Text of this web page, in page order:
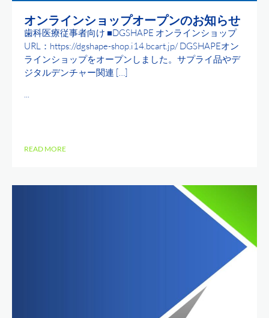
オンラインショップオープンのお知らせ
歯科医療従事者向け ■DGSHAPE オンラインショップ
URL：https://dgshape-shop.i14.bcart.jp/ DGSHAPEオン
ラインショップをオープンしました。サプライ品やデ
ジタルデンチャー関連 […]
...
READ MORE